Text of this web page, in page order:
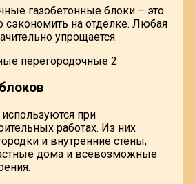
газобетонные блоки – это
сэкономить на отделке. Любая
упрощается.
при
работах. Из них
и внутренние стены,
дома и всевозможные